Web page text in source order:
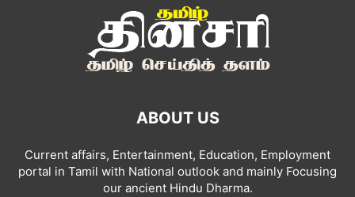
ABOUT US
Current affairs, Entertainment, Education, Employment
portal in Tamil with National outlook and mainly Focusing
our ancient Hindu Dharma.